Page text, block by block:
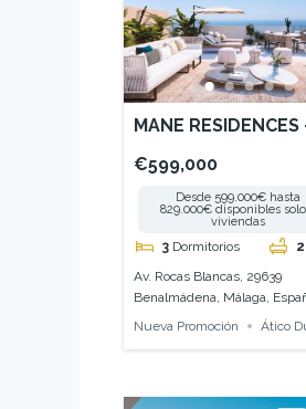
MANE RESIDENCES
BENALMADENA
€599,000
Desde 599.000€ hasta
829.000€ disponibles
viviendas
3 Dormitorios 2
Av. Rocas Blancas, 29639
Benalmádena, Málaga,
Nueva Promoción
Ático